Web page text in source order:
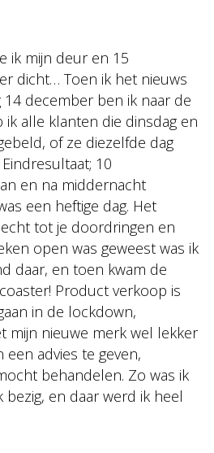
ik mijn deur en 15
dicht… Toen ik het nieuws
december ben ik naar de
ik alle klanten die dinsdag en
of ze diezelfde dag
10
en na middernacht
een heftige dag. Het
tot je doordringen en
open was geweest was ik
daar, en toen kwam de
Product verkoop is
in de lockdown,
mijn nieuwe merk wel lekker
een advies te geven,
behandelen. Zo was ik
bezig, en daar werd ik heel